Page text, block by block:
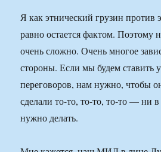
Я как этнический грузин против
равно остается фактом. Поэтому
очень сложно. Очень многое
стороны. Если мы будем ставить
переговоров, нам нужно, чтобы
сделали то-то, то-то, то-то — ни в
нужно делать.